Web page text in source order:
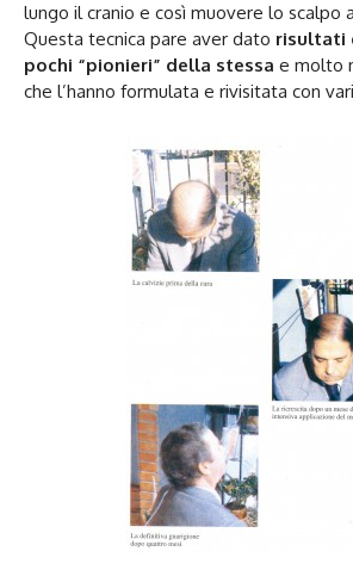
lungo il cranio e così muovere lo scalpo
Questa tecnica pare aver dato risultati
pochi “pionieri” della stessa e molto
che l’hanno formulata e rivisitata con